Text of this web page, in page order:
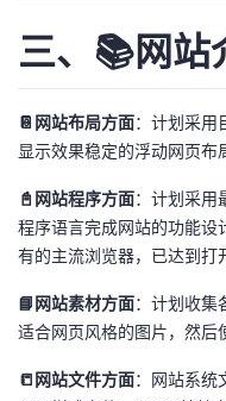
三、📚网站
📔网站布局方面：计划采用
显示效果稳定的浮动网页布
📓网站程序方面：计划采用
程序语言完成网站的功能设
有的主流浏览器，已达到打
📘网站素材方面：计划收集
适合网页风格的图片，然后
📒网站文件方面：网站系统